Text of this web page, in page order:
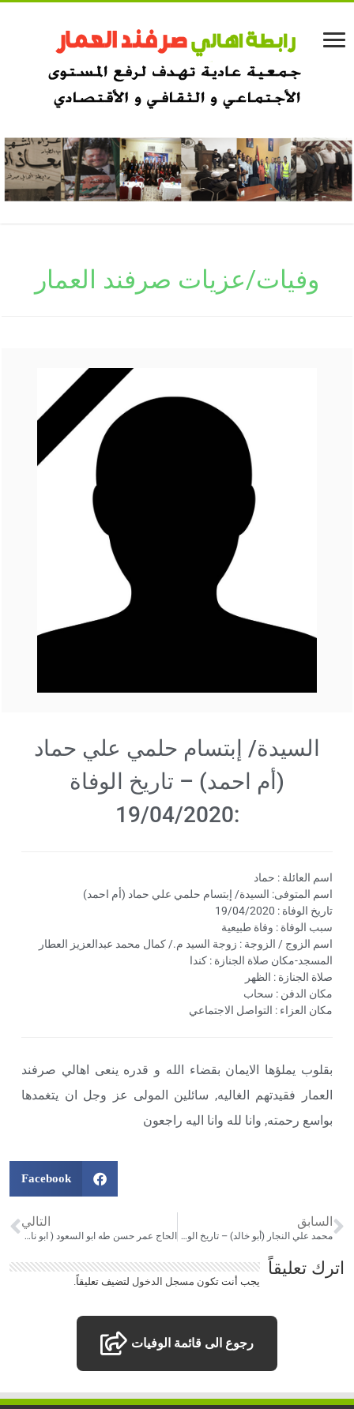
وفيات/عزيات صرفند العمار
السيدة/ إبتسام حلمي علي حماد
(أم احمد) – تاريخ الوفاة
:19/04/2020
اسم العائلة : حماد
اسم المتوفى: السيدة/ إبتسام حلمي علي حماد (أم احمد)
تاريخ الوفاة : 19/04/2020
سبب الوفاة : وفاة طبيعية
اسم الزوج / الزوجة : زوجة السيد م./ كمال محمد عبدالعزيز العطار
المسجد-مكان صلاة الجنازة : كندا
صلاة الجنازة : الظهر
مكان الدفن : سحاب
مكان العزاء : التواصل الاجتماعي
بقلوب يملؤها الايمان بقضاء الله و قدره ينعى اهالي صرفند
العمار فقيدتهم الغاليه, سائلين المولى عز وجل ان يتغمدها
بواسع رحمته, وانا لله وانا اليه راجعون
Facebook
السابق
محمد علي النجار (أبو خالد) – تاريخ الوفاة :07/04/2020
التالي
الحاج عمر حسن طه ابو السعود ( ابو ناصر ) – تاريخ الوفاة :20/04/2020
اترك تعليقاً
يجب أنت تكون مسجل الدخول لتضيف تعليقاً.
رجوع الى قائمة الوفيات